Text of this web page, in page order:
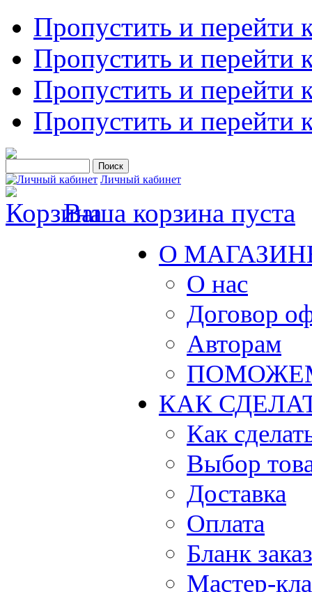
Пропустить и перейти
Пропустить и перейти
Пропустить и перейти
Пропустить и перейти
Личный кабинет
Ваша корзина пуста
О
О нас
Договор
Авторам
КАК
Как
Выбор
Доставка
Оплата
Бланк
Мастер-